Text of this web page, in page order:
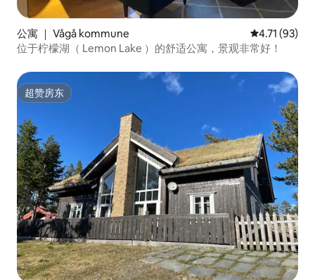
公寓 ｜ Vågå kommune 平均评分
4.71 (93)
位于柠檬湖（ Lemon Lake ）的舒适公寓，景观非常好！
超赞房东
超赞房东